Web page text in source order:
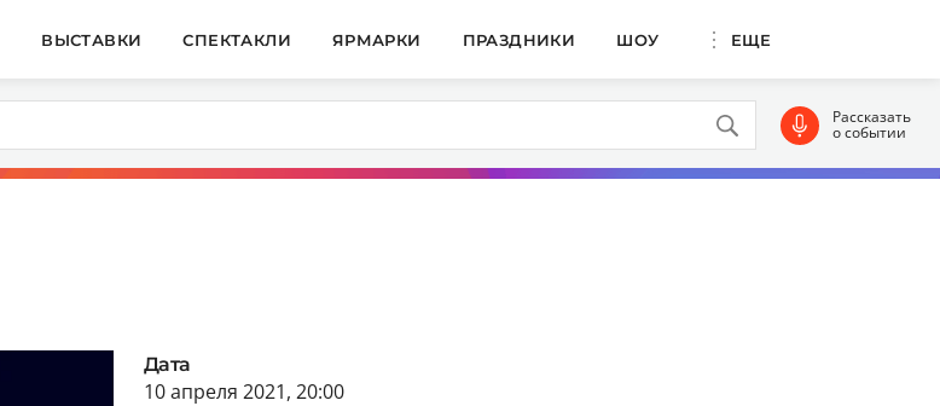
ВЫСТАВКИ СПЕКТАКЛИ ЯРМАРКИ ПРАЗДНИКИ ШОУ ЕЩЕ
Рассказать
о событии
Дата
10 апреля 2021, 20:00